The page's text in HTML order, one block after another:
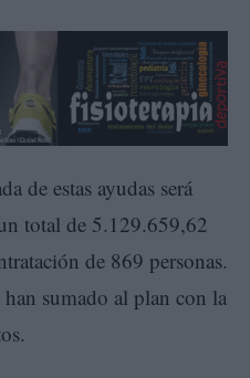
de estas ayudas será
total de 5.129.659,62
de 869 personas.
sumado al plan con la